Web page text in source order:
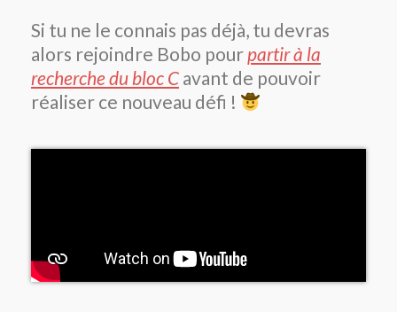
Si tu ne le connais pas déjà, tu devras
alors rejoindre Bobo pour partir à la
recherche du bloc C avant de pouvoir
réaliser ce nouveau défi !